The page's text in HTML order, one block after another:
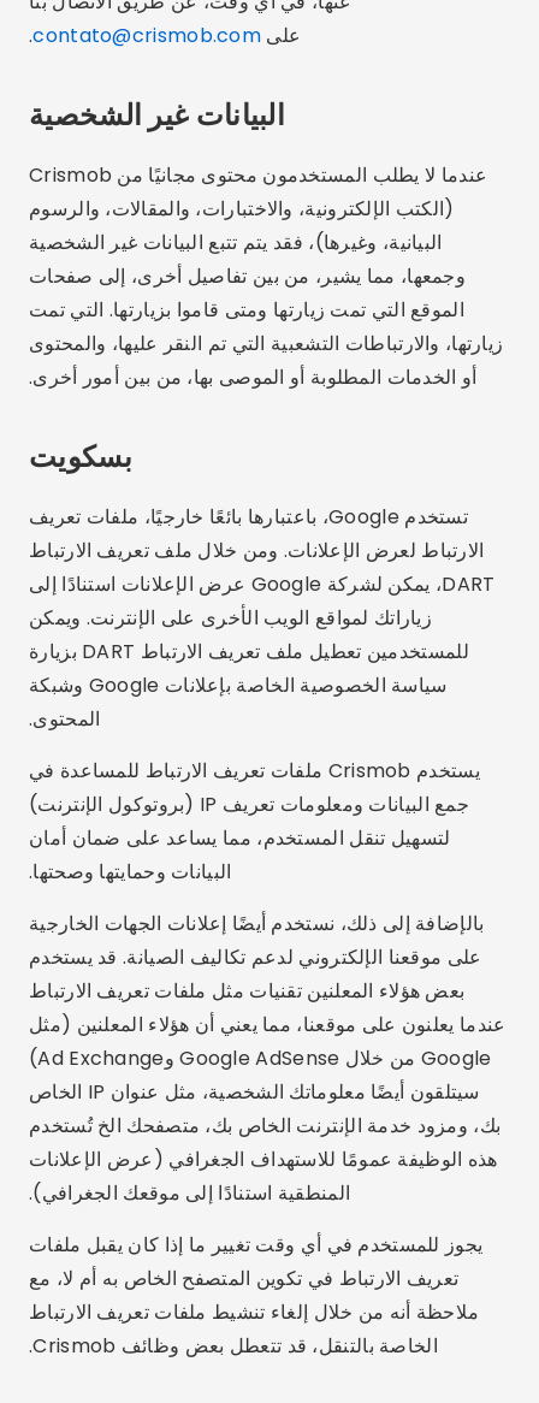
على contato@crismob.com
.
البيانات غير الشخصية
عندما لا يطلب المستخدمون محتوى مجانيًا من Crismob
(الكتب الإلكترونية، والاختبارات، والمقالات، والرسوم
البيانية، وغيرها)، فقد يتم تتبع البيانات غير الشخصية
وجمعها، مما يشير، من بين تفاصيل أخرى، إلى صفحات
الموقع التي تمت زيارتها ومتى قاموا بزيارتها. التي تمت
زيارتها، والارتباطات التشعبية التي تم النقر عليها، والمحتوى
أو الخدمات المطلوبة أو الموصى بها، من بين أمور أخرى.
بسكويت
تستخدم Google، باعتبارها بائعًا خارجيًا، ملفات تعريف
الارتباط لعرض الإعلانات. ومن خلال ملف تعريف الارتباط
DART، يمكن لشركة Google عرض الإعلانات استنادًا إلى
زياراتك لمواقع الويب الأخرى على الإنترنت. ويمكن
للمستخدمين تعطيل ملف تعريف الارتباط DART بزيارة
سياسة الخصوصية الخاصة بإعلانات Google وشبكة
المحتوى.
يستخدم Crismob ملفات تعريف الارتباط للمساعدة في
جمع البيانات ومعلومات تعريف IP (بروتوكول الإنترنت)
لتسهيل تنقل المستخدم، مما يساعد على ضمان أمان
البيانات وحمايتها وصحتها.
بالإضافة إلى ذلك، نستخدم أيضًا إعلانات الجهات الخارجية
على موقعنا الإلكتروني لدعم تكاليف الصيانة. قد يستخدم
بعض هؤلاء المعلنين تقنيات مثل ملفات تعريف الارتباط
عندما يعلنون على موقعنا، مما يعني أن هؤلاء المعلنين (مثل
Google من خلال Google AdSense وAd Exchange)
سيتلقون أيضًا معلوماتك الشخصية، مثل عنوان IP الخاص
بك، ومزود خدمة الإنترنت الخاص بك، متصفحك الخ تُستخدم
هذه الوظيفة عمومًا للاستهداف الجغرافي (عرض الإعلانات
المنطقية استنادًا إلى موقعك الجغرافي).
يجوز للمستخدم في أي وقت تغيير ما إذا كان يقبل ملفات
تعريف الارتباط في تكوين المتصفح الخاص به أم لا، مع
ملاحظة أنه من خلال إلغاء تنشيط ملفات تعريف الارتباط
الخاصة بالتنقل، قد تتعطل بعض وظائف Crismob.